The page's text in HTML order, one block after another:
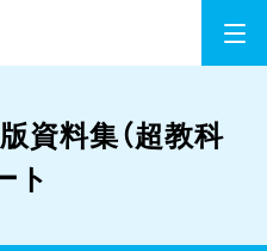
資料集（超教科
ト